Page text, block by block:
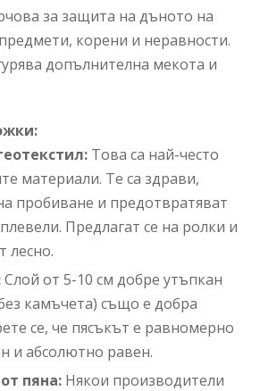
за защита на дъното на
корени и неравности.
допълнителна мекота и
Това са най-често
материали. Те са здрави,
пробиване и предотвратяват
Предлагат се на ролки и
лесно.
Слой от 5-10 см добре утъпкан
камъчета) също е добра
се, че пясъкът е равномерно
и абсолютно равен.
пяна: Някои производители